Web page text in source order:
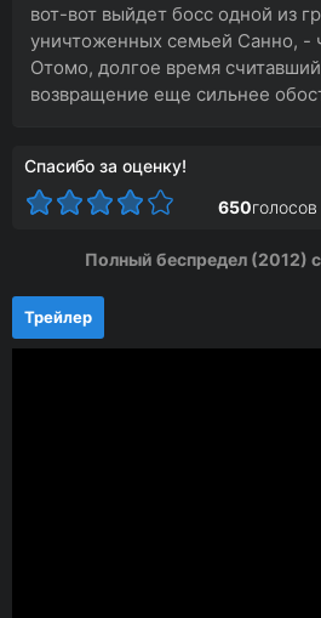
вот-вот выйдет босс одной из
уничтоженных семьей Санно, -
Отомо, долгое время
возвращение еще сильнее
Спасибо за оценку!
650голосов
Полный беспредел (2012)
Трейлер